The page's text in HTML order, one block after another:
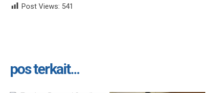
Post Views: 541
pos terkait...